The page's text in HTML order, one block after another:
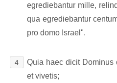
egrediebantur mille,
qua egrediebantur
pro domo Israel".
4
Quia haec dicit Dominus
et vivetis;